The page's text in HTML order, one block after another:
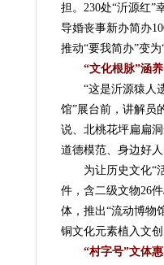
担。230处“沂源红”
导婚丧事新办简办
推动“要我简办”变
“文化根脉”涵
“这是沂源猿人遗
馆”展台前，讲解员
说、北桃花坪扁扁
道德模范、身边好
为让历史文化“活
件，含二级文物26
体，推出“流动博物
铜文化元素植入文
“村字号”文体